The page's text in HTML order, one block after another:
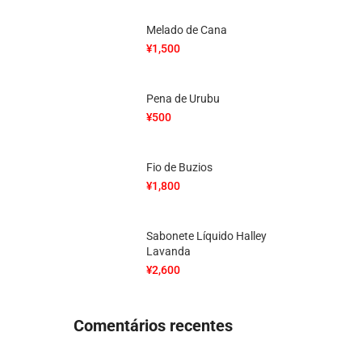
Melado de Cana
¥1,500
Pena de Urubu
¥500
Fio de Buzios
¥1,800
Sabonete Líquido Halley
Lavanda
¥2,600
Comentários recentes